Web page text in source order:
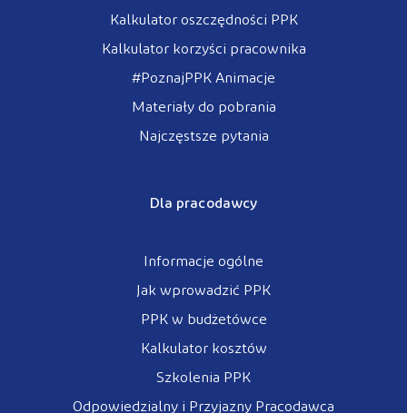
Kalkulator oszczędności PPK
Kalkulator korzyści pracownika
#PoznajPPK Animacje
Materiały do pobrania
Najczęstsze pytania
Dla pracodawcy
Informacje ogólne
Jak wprowadzić PPK
PPK w budżetówce
Kalkulator kosztów
Szkolenia PPK
Odpowiedzialny i Przyjazny Pracodawca